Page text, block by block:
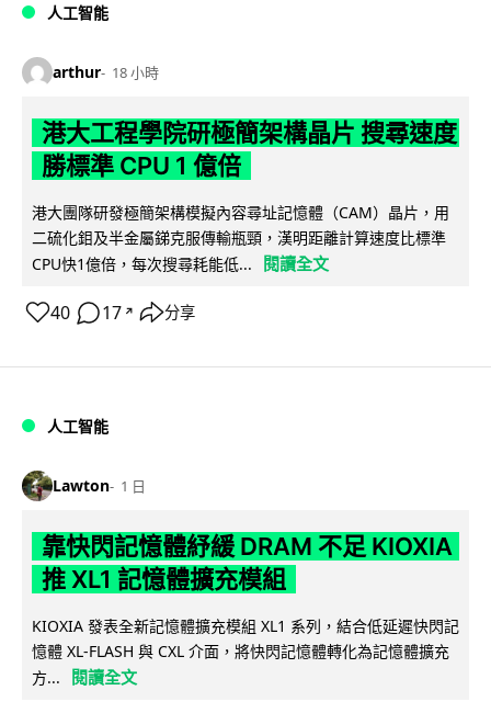
人工智能
arthur 18 小時
港大工程學院研極簡架構晶片 搜尋速度
勝標準 CPU 1 億倍
港大團隊研發極簡架構模擬內容尋址記憶體（CAM）晶片，用
二硫化鉬及半金屬銻克服傳輸瓶頸，漢明距離計算速度比標準
CPU快1億倍，每次搜尋耗能低...
閱讀全文
40 17 ↗ 分享
人工智能
Lawton 1 日
靠快閃記憶體紓緩 DRAM 不足 KIOXIA
推 XL1 記憶體擴充模組
KIOXIA 發表全新記憶體擴充模組 XL1 系列，結合低延遲快閃記
憶體 XL-FLASH 與 CXL 介面，將快閃記憶體轉化為記憶體擴充
方...
閱讀全文